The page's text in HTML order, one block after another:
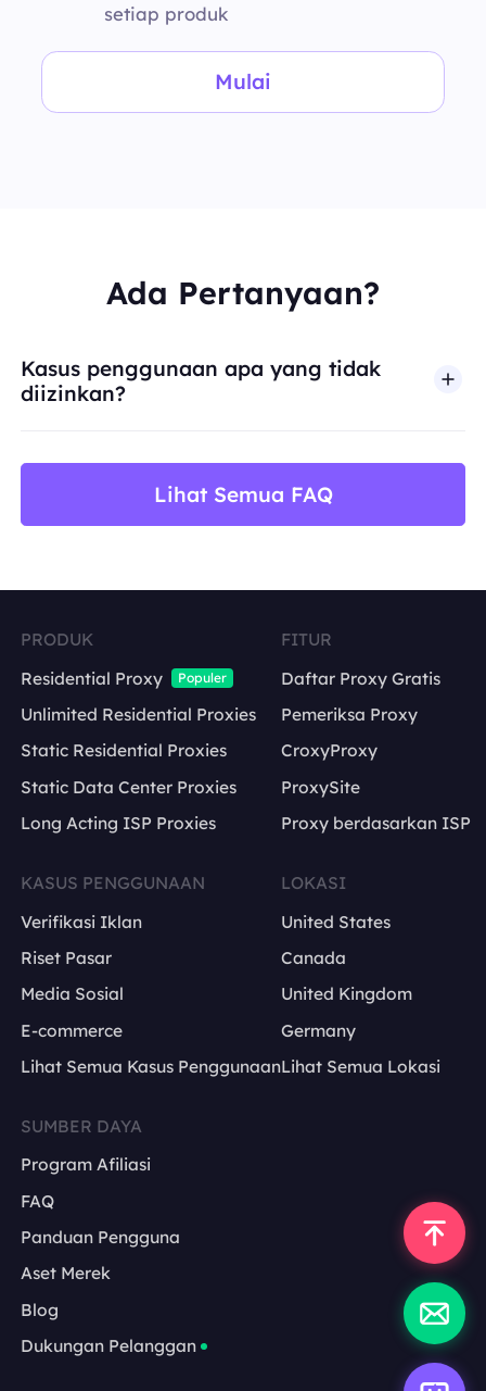
setiap produk
Mulai
Ada Pertanyaan?
Kasus penggunaan apa yang tidak
diizinkan?
Lihat Semua FAQ
PRODUK
Residential Proxy
Populer
Unlimited Residential Proxies
Static Residential Proxies
Static Data Center Proxies
Long Acting ISP Proxies
FITUR
Daftar Proxy Gratis
Pemeriksa Proxy
CroxyProxy
ProxySite
Proxy berdasarkan ISP
KASUS PENGGUNAAN
Verifikasi Iklan
Riset Pasar
Media Sosial
E-commerce
Lihat Semua Kasus Penggunaan
LOKASI
United States
Canada
United Kingdom
Germany
Lihat Semua Lokasi
SUMBER DAYA
Program Afiliasi
FAQ
Panduan Pengguna
Aset Merek
Blog
Dukungan Pelanggan